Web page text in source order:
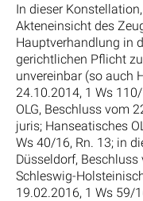
In dieser
Akteneinsicht des
Hauptverhandlung in
gerichtlichen Pflicht
unvereinbar (so auch
24.10.2014, 1 Ws
OLG, Beschluss vom
juris; Hanseatisches
Ws 40/16, Rn. 13; in
Düsseldorf,
Schleswig-
19.02.2016, 1 Ws 59/